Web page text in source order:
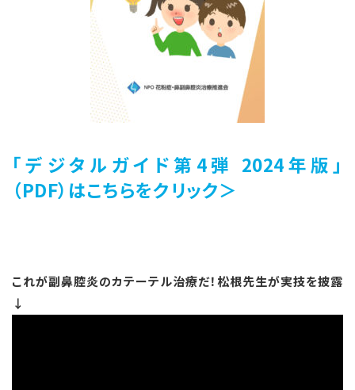
「デジタルガイド第4弾 2024年版」
（PDF） はこちらをクリック＞
これが副鼻腔炎のカテーテル治療だ！松根先生が実技を披露
↓